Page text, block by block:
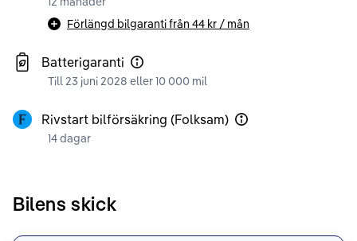
Förlängd bilgaranti från 44 kr / mån
Batterigaranti
Till 23 juni 2028 eller 10 000 mil
Rivstart bilförsäkring (Folksam)
14 dagar
Bilens skick